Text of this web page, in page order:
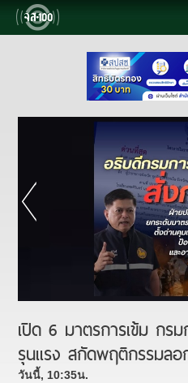
เปิด 6 มาตรการเข้ม กร
รุนแรง สกัดพฤติกรรมลอ
วันนี้, 10:35น.